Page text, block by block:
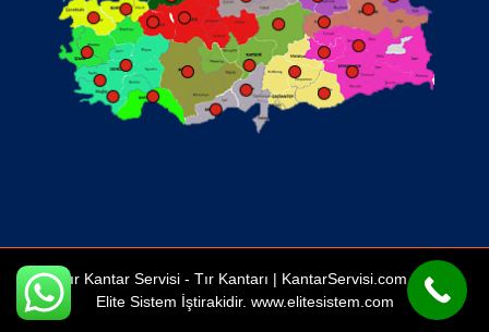
Tır Kantar Servisi - Tır Kantarı | KantarServisi.com Bir
Elite Sistem İştirakidir. www.elitesistem.com